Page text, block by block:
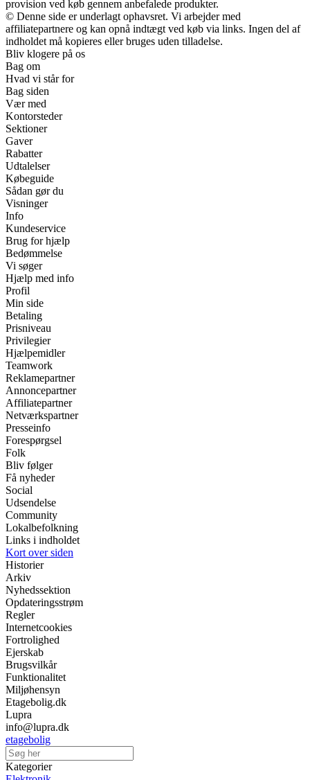
provision ved køb gennem anbefalede produkter.
© Denne side er underlagt ophavsret. Vi arbejder med
affiliatepartnere og kan opnå indtægt ved køb via links. Ingen del af
indholdet må kopieres eller bruges uden tilladelse.
Bliv klogere på os
Bag om
Hvad vi står for
Bag siden
Vær med
Kontorsteder
Sektioner
Gaver
Rabatter
Udtalelser
Købeguide
Sådan gør du
Visninger
Info
Kundeservice
Brug for hjælp
Bedømmelse
Vi søger
Hjælp med info
Profil
Min side
Betaling
Prisniveau
Privilegier
Hjælpemidler
Teamwork
Reklamepartner
Annoncepartner
Affiliatepartner
Netværkspartner
Presseinfo
Forespørgsel
Folk
Bliv følger
Få nyheder
Social
Udsendelse
Community
Lokalbefolkning
Links i indholdet
Kort over siden
Historier
Arkiv
Nyhedssektion
Opdateringsstrøm
Regler
Internetcookies
Fortrolighed
Ejerskab
Brugsvilkår
Funktionalitet
Miljøhensyn
Etagebolig.dk
Lupra
info@lupra.dk
etagebolig
Kategorier